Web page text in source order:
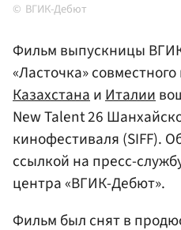
ВГИК-Дебют
Фильм выпускницы
«Ласточка»
КазахстанаиИталии
New Talent 26
кинофестиваля (SIFF).
ссылкой на пресс-
центра «ВГИК-Дебют».
Фильм был снят в